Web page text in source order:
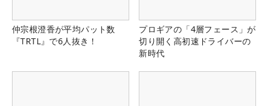
仲宗根澄香が平均パット数
『TRTL』で6人抜き！
プロギアの「4層フェース」が
切り開く高初速ドライバーの
新時代